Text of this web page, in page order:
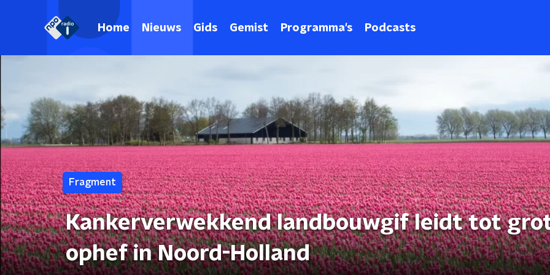
Home Nieuws Gids Gemist Programma's Podcasts
Fragment
Kankerverwekkend landbouwgif leidt tot
ophef in Noord-Holland